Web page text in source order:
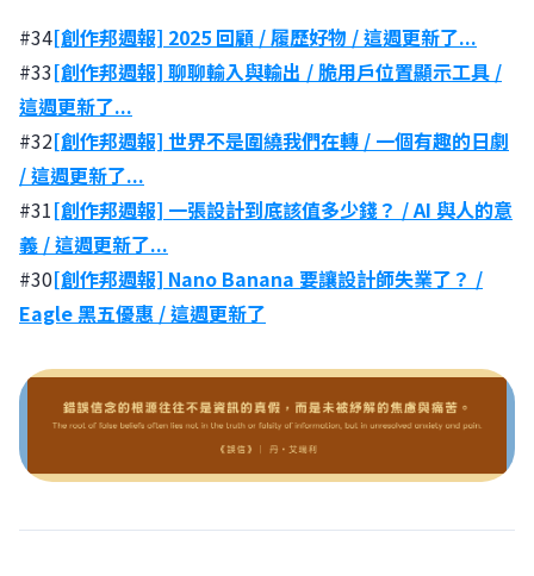
#34[創作邦週報] 2025 回顧 / 履歷好物 / 這週更新了...
#33[創作邦週報] 聊聊輸入與輸出 / 脆用戶位置顯示工具 /
這週更新了...
#32[創作邦週報] 世界不是圍繞我們在轉 / 一個有趣的日劇
/ 這週更新了...
#31[創作邦週報] 一張設計到底該值多少錢？ / AI 與人的意
義 / 這週更新了...
#30[創作邦週報] Nano Banana 要讓設計師失業了？ /
Eagle 黑五優惠 / 這週更新了